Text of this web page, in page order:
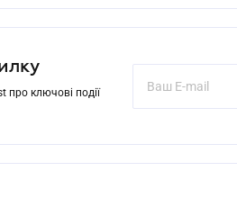
про ключові події